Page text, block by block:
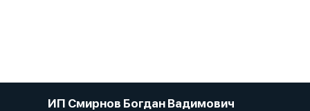
ИП Смирнов Богдан Вадимович